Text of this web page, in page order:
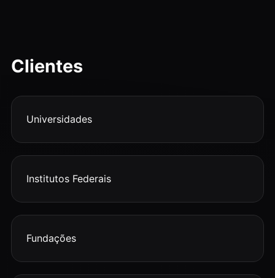
Clientes
Universidades
Institutos Federais
Fundações